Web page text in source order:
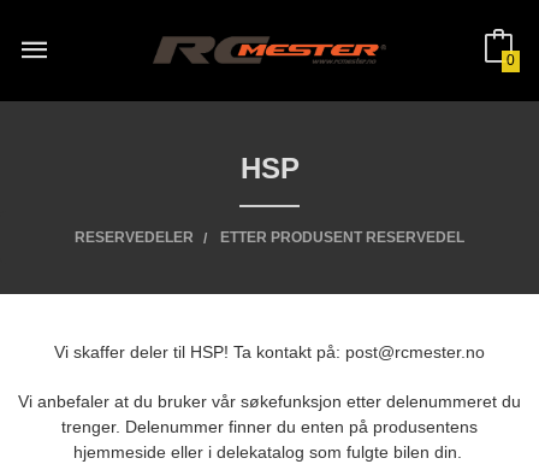
innholdet
0
HSP
RESERVEDELER ETTER PRODUSENT RESERVEDEL
Vi skaffer deler til HSP! Ta kontakt på: post@rcmester.no
Vi anbefaler at du bruker vår søkefunksjon etter delenummeret du
trenger. Delenummer finner du enten på produsentens
hjemmeside eller i delekatalog som fulgte bilen din.